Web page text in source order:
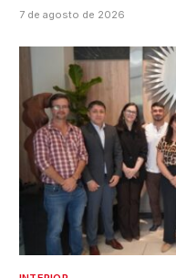
7 de agosto de 2026